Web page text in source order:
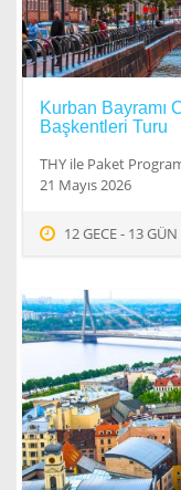
Kurban Bayramı
Başkentleri Turu
THY ile Paket
21 Mayıs 2026
12 GECE - 13 GÜN